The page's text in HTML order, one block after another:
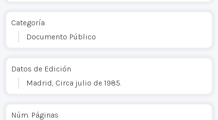
Categoría
Documento Público
Datos de Edición
Madrid, Circa julio de 1985.
Núm. Páginas